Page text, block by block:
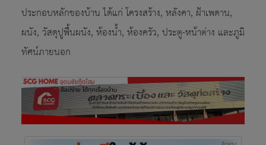
ประกอบหลักของบ้าน ได้แก่ โครงสร้าง, หลังคา, ฝ้าเพดาน,
ผนัง, วัสดุปูพื้นผนัง, ห้องน้ำ, ห้องครัว, ประตู-หน้าต่าง และภูมิ
ทัศน์ภายนอก